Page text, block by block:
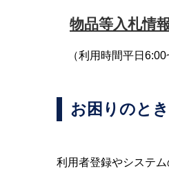
物品等入札情
（利用時間平日
お困りのと
利用者登録やシステ